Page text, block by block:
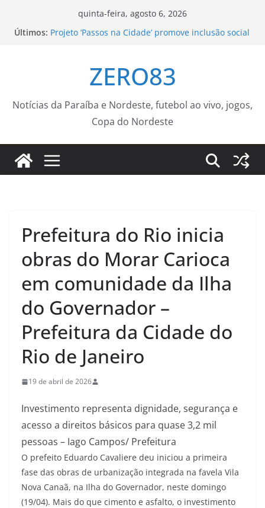
quinta-feira, agosto 6, 2026
Últimos: Projeto ‘Passos na Cidade’ promove inclusão social
Empresas devem facilitar vacinação de
trabalhadores contra o sarampo
– Prefeitura da Cidade do Rio de Janeiro
Confira as tabelas dos Jogos Escolares de
Sorocaba dos dias 10 a 14 de agosto – Agência de
ZERO83
Notícias da Paraíba e Nordeste, futebol ao vivo, jogos,
Copa do Nordeste
Prefeitura do Rio inicia
obras do Morar Carioca
em comunidade da Ilha
do Governador –
Prefeitura da Cidade do
Rio de Janeiro
19 de abril de 2026
Investimento representa dignidade, segurança e
acesso a direitos básicos para quase 3,2 mil
pessoas – Iago Campos/ Prefeitura
O prefeito Eduardo Cavaliere deu iniciou a primeira
fase das obras de urbanização integrada na favela Vila
Nova Canaã, na Ilha do Governador, neste domingo
(19/04). Mais do que cimento e asfalto, o investimento